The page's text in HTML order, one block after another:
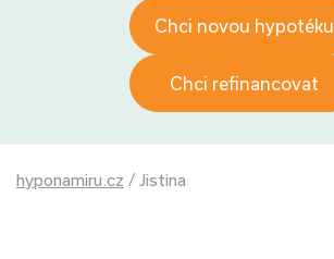
O nás
800 688 388
Přihlásit
Chci novou hypotéku
Chci refinancovat
hyponamiru.cz / Jistina